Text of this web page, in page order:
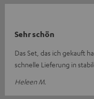
Sehr schön
Das Set, das ich gekauft
schnelle Lieferung in
Heleen M.